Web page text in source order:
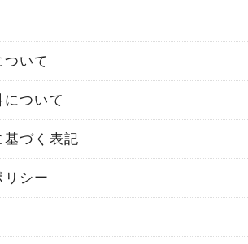
いて
ついて
づく表記
シー